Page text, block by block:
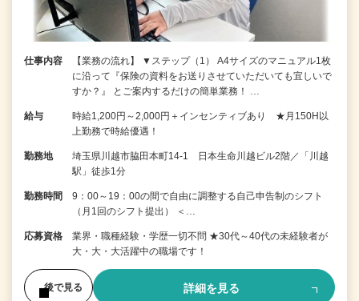
仕事内容
【業務の流れ】 ▼ステップ（1） A4サイズのマニュアル1枚
に沿って『保険の資料をお送りさせていただいても宜しいで
すか？』 とご案内するだけの簡単業務！ …
給与
時給1,200円～2,000円＋インセンティブあり ★月150H以
上勤務で時給優遇！
勤務地
埼玉県川越市脇田本町14-1 日本生命川越ビル2階／「川越
駅」徒歩1分
勤務時間
9：00～19：00の間で自由に調整する自己申告制のシフト
（月1回のシフト提出） ＜…
応募資格
業界・職種経験・学歴一切不問 ★30代～40代の未経験者が
大・大・大活躍中の職場です！
後で見る 詳細を見る